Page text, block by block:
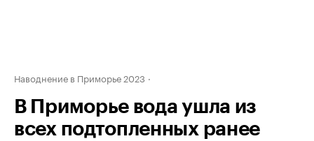
Наводнение в Приморье 2023
В Приморье вода ушла из
всех подтопленных ранее